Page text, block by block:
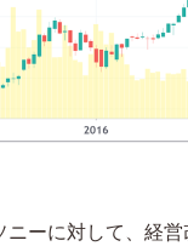
ニーに対して、経